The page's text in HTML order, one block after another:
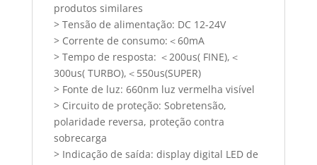
produtos similares
> Tensão de alimentação: DC 12-24V
> Corrente de consumo:＜60mA
> Tempo de resposta: ＜200us( FINE),＜
300us( TURBO),＜550us(SUPER)
> Fonte de luz: 660nm luz vermelha visível
> Circuito de proteção: Sobretensão,
polaridade reversa, proteção contra
sobrecarga
> Indicação de saída: display digital LED de